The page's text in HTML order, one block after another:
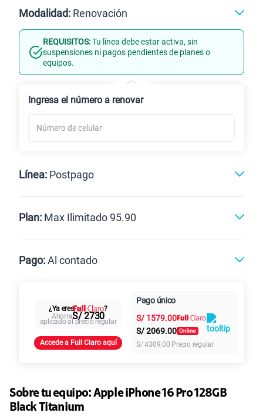
128GB
Modalidad: Renovación
Línea Nueva Portabilidad
REQUISITOS:Tu línea debe estar activa, sin
suspensiones ni pagos pendientes de planes o
equipos.
Ingresa el número a renovar
Línea: Postpago
Postpago
Plan: Max Ilimitado 95.90
Paga solo
125GBen alta velocidad
79.90
155 GBen alta velocidad
Ver más planes
Pago:Al contado
Al contado Cuotas Claro
intereses
¿Ya eres
?
AhorraS/ 2730
aplicado al precio regular
Accede a Full Claro aquí
Pago único
S/ 1579.00
S/2069.00
S/4309.00 Precio regular
Sobre tu equipo:Apple iPhone 16 Pro 128GB
Black Titanium